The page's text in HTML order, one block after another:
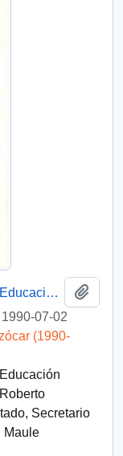
Problemas y Acciones para el Sector Educación séptima región del Maule
1990-07-02
(1990-
Secretario
Maule